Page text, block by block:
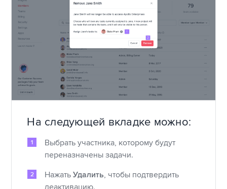
На следующей вкладке можно:
Выбрать участника, которому будут
переназначены задачи.
НажатьУдалить , чтобы подтвердить
деактивацию.